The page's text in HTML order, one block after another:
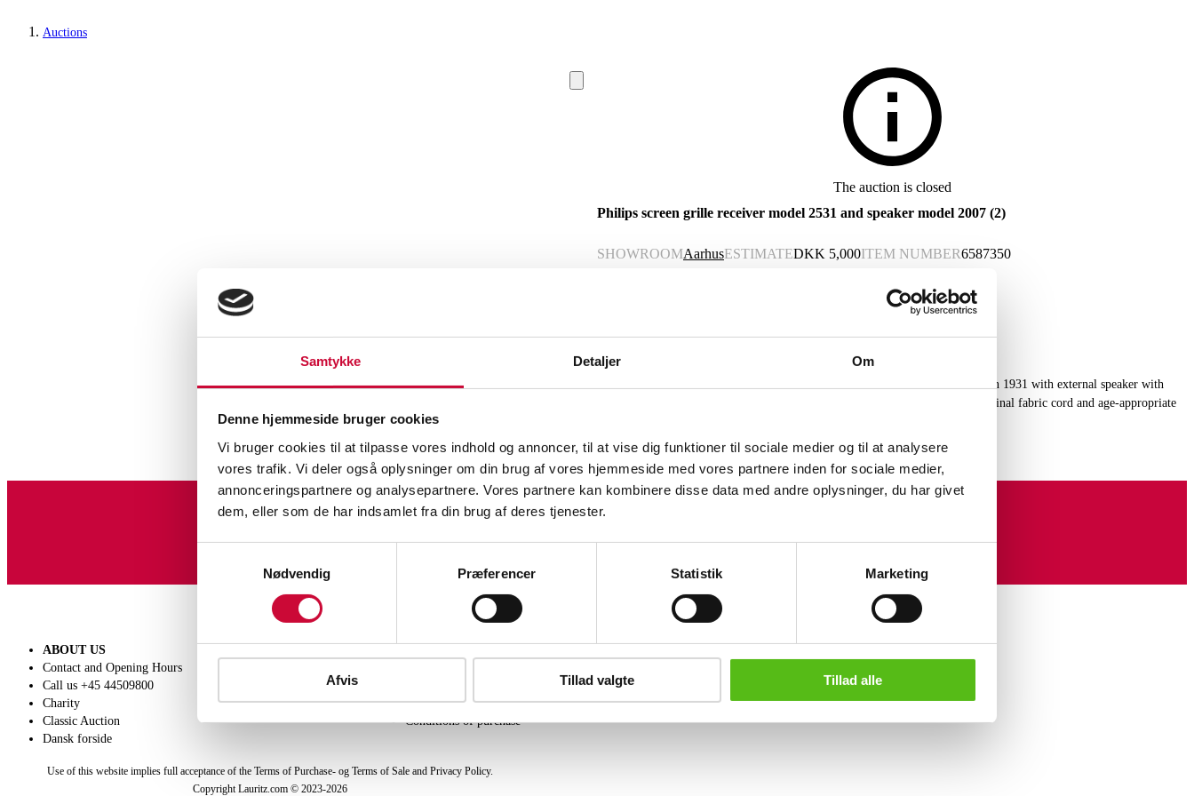
Samtykke Detaljer Om
Denne hjemmeside bruger cookies
Vi bruger cookies til at tilpasse vores indhold og annoncer, til at vise dig funktioner til sociale medier og til at analysere
vores trafik. Vi deler også oplysninger om din brug af vores hjemmeside med vores partnere inden for sociale medier,
annonceringspartnere og analysepartnere. Vores partnere kan kombinere disse data med andre oplysninger, du har givet
dem, eller som de har indsamlet fra din brug af deres tjenester.
Nødvendig
Præferencer Statistik Marketing
Afvis Tillad valgte Tillad alle
Auctions
The auction is closed
Philips screen grille receiver model 2531 and speaker model 2007 (2)
SHOWROOMAarhusESTIMATEDKK 5,000ITEM NUMBER6587350
Philips screen grille radio receiver model 2531 in a Bakelite cabinet launched in 1931 with external speaker with
Bakelite cabinet model 2007 launched in 1930. Both appear with defective original fabric cord and age-appropriate
Similar lots
ABOUT US
Contact and Opening Hours
Call us +45 44509800
Charity
Classic Auction
Dansk forside
Conditions of sale
Privacy Policy
Conditions of purchase
Use of this website implies full acceptance of the Terms of Purchase- og Terms of Sale and Privacy Policy.
Copyright Lauritz.com © 2023-2026